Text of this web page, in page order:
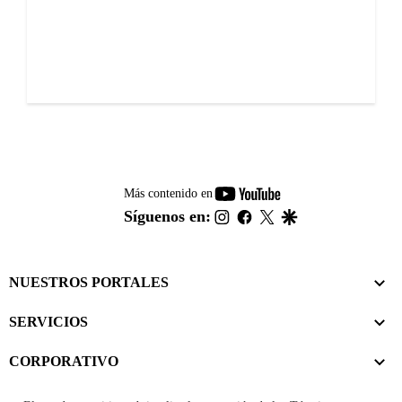
Más contenido en
youtube-
footer
Síguenos en: instagram
facebook
twitter
NUESTROS PORTALES
SERVICIOS
CORPORATIVO